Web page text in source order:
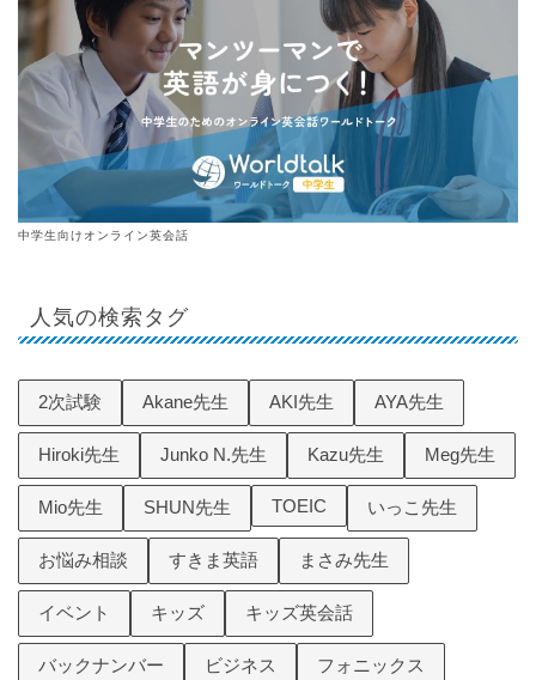
中学生向けオンライン英会話
人気の検索タグ
2次試験 Akane先生 AKI先生 AYA先生
Hiroki先生 Junko N.先生 Kazu先生 Meg先生
Mio先生 SHUN先生 TOEIC いっこ先生
お悩み相談 すきま英語 まさみ先生
イベント キッズ キッズ英会話
バックナンバー ビジネス フォニックス